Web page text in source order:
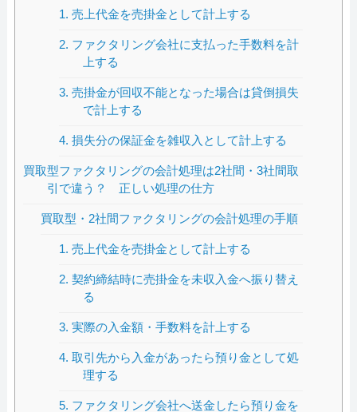
1. 売上代金を売掛金として計上する
2. ファクタリング会社に支払った手数料を計
上する
3. 売掛金が回収不能となった場合は貸倒損失
で計上する
4. 損失分の保証金を雑収入として計上する
買取型ファクタリングの会計処理は2社間・3社間取
引で違う？ 正しい処理の仕方
買取型・2社間ファクタリングの会計処理の手順
1. 売上代金を売掛金として計上する
2. 契約締結時に売掛金を未収入金へ振り替え
る
3. 実際の入金額・手数料を計上する
4. 取引先から入金があったら預り金として処
理する
5. ファクタリング会社へ送金したら預り金を